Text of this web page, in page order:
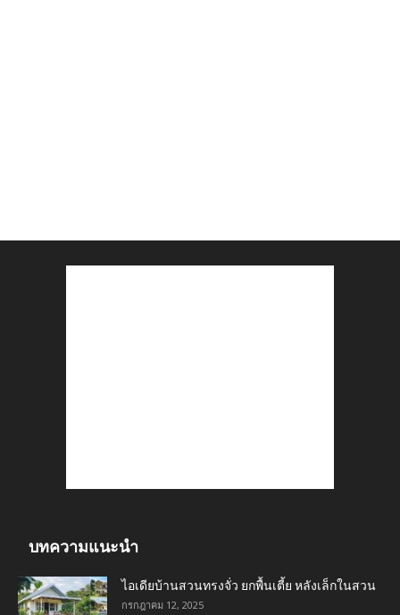
บทความแนะนำ
ไอเดียบ้านสวนทรงจั่ว ยกพื้นเตี้ย หลังเล็กในสวน
กรกฎาคม 12, 2025